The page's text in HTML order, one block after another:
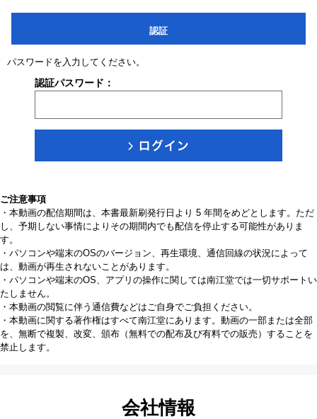
認証
パスワードを入力してください。
認証パスワード：
ご注意事項
・本動画の配信期間は、本書最新刷発行日より 5 年間をめどとします。ただ
し、予期しない事情によりその期間内でも配信を停止する可能性がありま
す。
・パソコンや端末のOSのバージョン、再生環境、通信回線の状況によって
は、動画が再生されないことがあります。
・パソコンや端末のOS、アプリの操作に関しては南江堂では一切サポートい
たしません。
・本動画の閲覧に伴う通信費などはご自身でご負担ください。
・本動画に関する著作権はすべて南江堂にあります。動画の一部または全部
を、無断で複製、改変、頒布（無料での配布及び有料での販売）することを
禁止します。
会社情報